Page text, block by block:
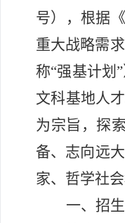
号），根据
重大战略需
称“强基计划
文科基地人
为宗旨，探
备、志向远
家、哲学社
一、招